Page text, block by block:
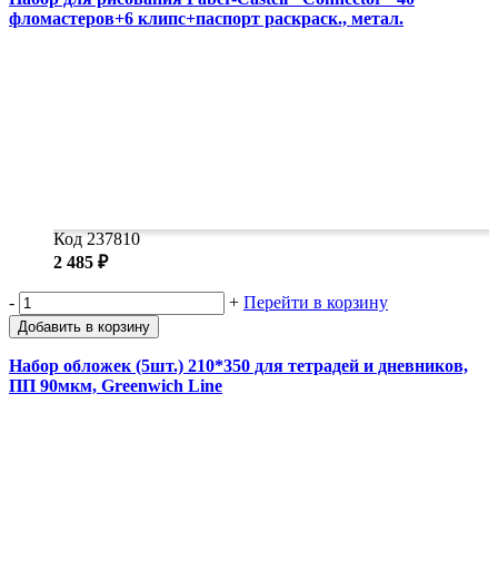
фломастеров+6 клипс+паспорт раскраск., метал.
Код 237810
2 485 ₽
- + Перейти в корзину
Добавить в корзину
Набор обложек (5шт.) 210*350 для тетрадей и дневников,
ПП 90мкм, Greenwich Line